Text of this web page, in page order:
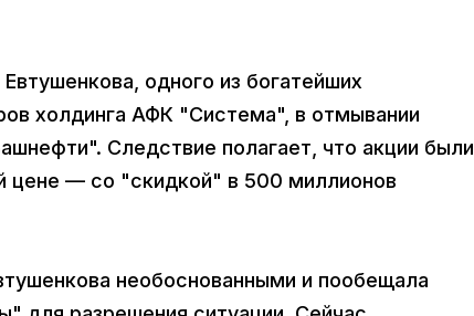
одного из богатейших
холдинга АФК "Система", в отмывании
Следствие полагает, что акции были
цене — со "скидкой" в 500 миллионов
необоснованными и пообещала